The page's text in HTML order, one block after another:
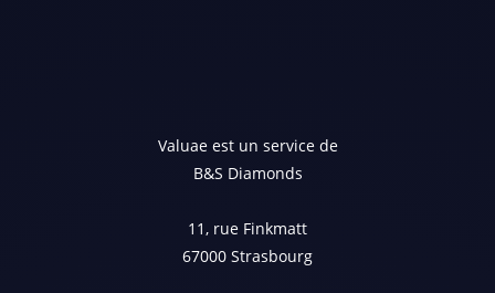
Valuae est un service de
B&S Diamonds
11, rue Finkmatt
67000 Strasbourg